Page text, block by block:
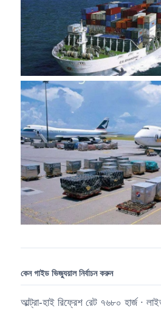
কেন গাইড ভিজ্যুয়াল নির্বাচন করুন
আল্ট্রা-হাই রিফ্রেশ রেট ৭৬৮০ হার্জ ∙